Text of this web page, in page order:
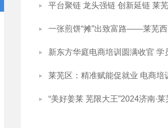
平台聚链 龙头强链 创新延链 莱
一张煎饼“摊”出致富路——莱芜
新东方华庭电商培训圆满收官
莱芜区：精准赋能促就业 电商培
“美好姜莱 芜限大王”2024济南∙